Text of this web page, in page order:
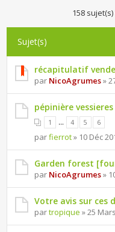
158 sujet(s)
Sujet(s)
récapitulatif
par NicoAgrumes»
pépinière vessieres
1 ... 4 5 6
parfierrot» 10 Déc
Garden forest
par NicoAgrumes»
Votre avis sur ces
partropique » 25